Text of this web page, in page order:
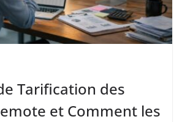
Tarification des
et Comment les